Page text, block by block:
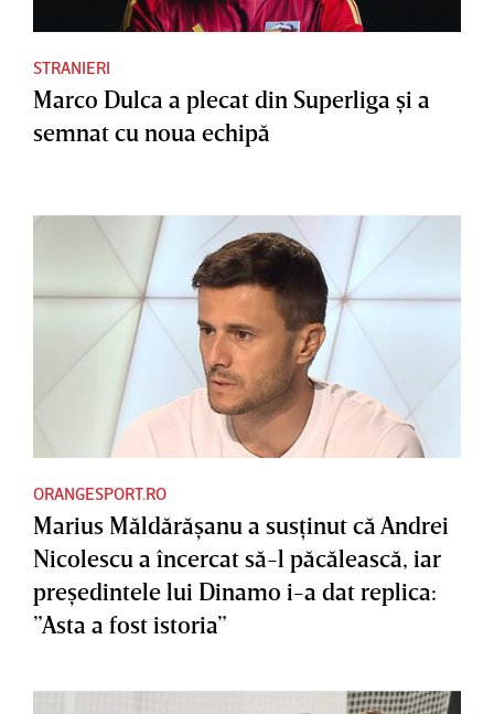
STRANIERI
Marco Dulca a plecat din Superliga şi a
semnat cu noua echipă
ORANGESPORT.RO
Marius Măldărăşanu a susţinut că Andrei
Nicolescu a încercat să-l păcălească, iar
preşedintele lui Dinamo i-a dat replica:
”Asta a fost istoria”